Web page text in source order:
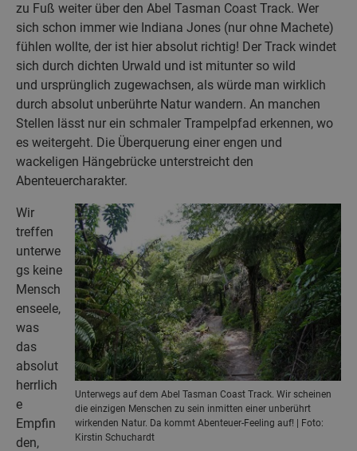
zu Fuß weiter über den Abel Tasman Coast Track. Wer
sich schon immer wie Indiana Jones (nur ohne Machete)
fühlen wollte, der ist hier absolut richtig! Der Track windet
sich durch dichten Urwald und ist mitunter so wild
und ursprünglich zugewachsen, als würde man wirklich
durch absolut unberührte Natur wandern. An manchen
Stellen lässt nur ein schmaler Trampelpfad erkennen, wo
es weitergeht. Die Überquerung einer engen und
wackeligen Hängebrücke unterstreicht den
Abenteuercharakter.
Unterwegs auf dem Abel Tasman Coast Track. Wir scheinen
die einzigen Menschen zu sein inmitten einer unberührt
wirkenden Natur. Da kommt Abenteuer-Feeling auf! | Foto:
Kirstin Schuchardt
Wir
treffen
unterwe
gs keine
Mensch
enseele,
was
das
absolut
herrlich
e
Empfin
den,